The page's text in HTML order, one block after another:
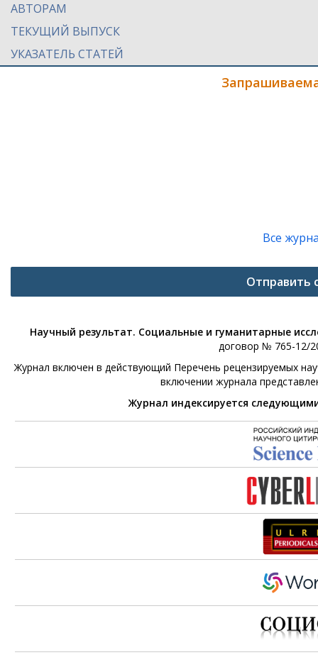
АВТОРАМ
ТЕКУЩИЙ ВЫПУСК
УКАЗАТЕЛЬ СТАТЕЙ
Все
Отправить
Научный результат. Социальные и гуманитарные
договор № 765-12/
Журнал включен в действующий Перечень рецензируемых
включении журнала
Журнал индексируется